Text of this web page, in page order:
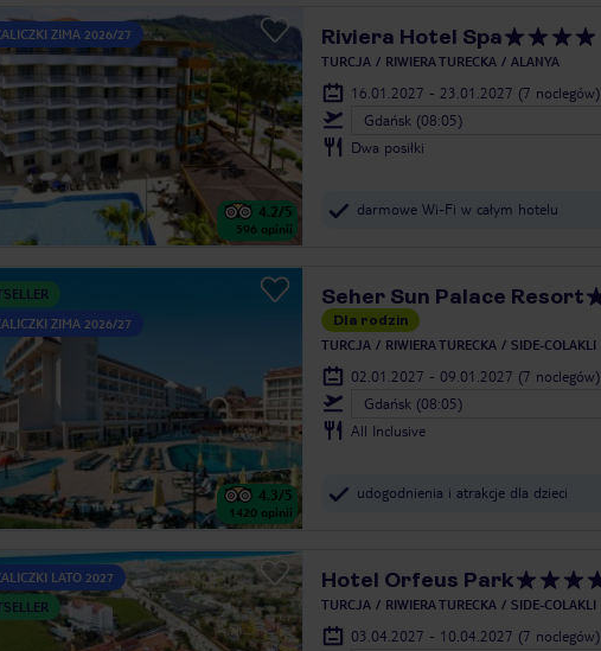
ZIMA 2026/27
4.2/5
596 opinii
Riviera Hotel Spa
TURCJA RIWIERA TURECKA ALANYA
16.01.2027 - 23.01.2027 (7 noclegów)
Gdańsk (08:05)
Dwa posiłki
darmowe Wi-Fi w całym hotelu
ZIMA 2026/27
4.3/5
1420 opinii
Seher Sun Palace Resort
Dla rodzin
TURCJA RIWIERA TURECKA SIDE-COLAKLI
02.01.2027 - 09.01.2027 (7 noclegów)
Gdańsk (08:05)
All Inclusive
udogodnienia i atrakcje dla dzieci
LATO 2027
Hotel Orfeus Park
TURCJA RIWIERA TURECKA SIDE-COLAKLI
03.04.2027 - 10.04.2027 (7 noclegów)